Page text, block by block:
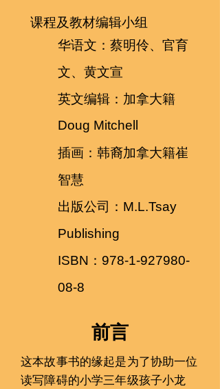
课程及教材编辑小组
华语文：蔡明伶、官育
文、黄文宣
英文编辑：加拿大籍
Doug Mitchell
插画：韩裔加拿大籍崔
智慧
出版公司： M.L.Tsay
Publishing
ISBN：978-1-927980-
08-8
​前言
这本故事书的缘起是为了协助一󠇡位
读写障碍的小学三年级孩子󠇡小龙